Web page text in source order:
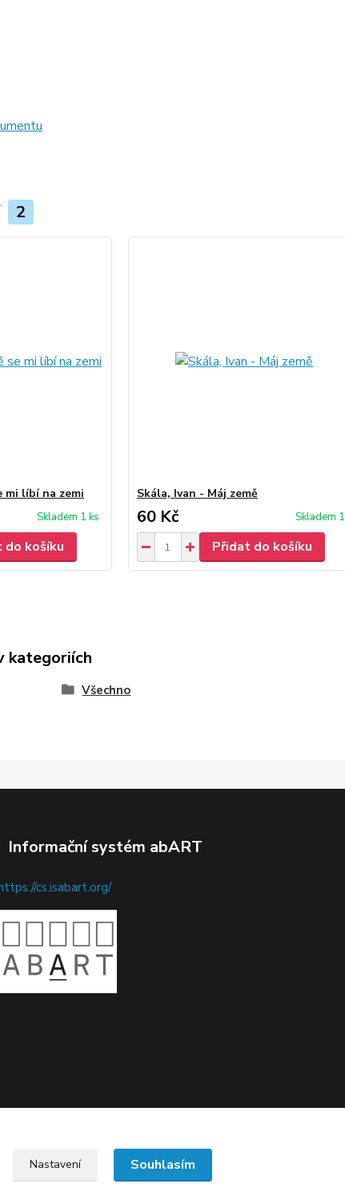
2
mi líbí na zemi
Skladem 1 ks
do košíku
Skála, Ivan - Máj země
60 Kč Skladem 1
Přidat do košíku
kategoriích
Všechno
Informační systém abART
cs.isabart.org/
Upravit sběr cookies.
Nastavení Souhlasím